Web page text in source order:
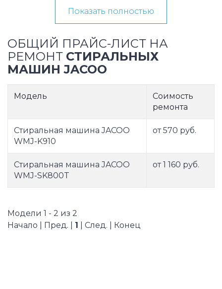
Показать полностью
ОБЩИЙ ПРАЙС-ЛИСТ НА
РЕМОНТ СТИРАЛЬНЫХ
МАШИН JACOO
Модель
Соимость
ремонта
Стиральная машина JACOO
WMJ-K910
от 570 руб.
Стиральная машина JACOO
WMJ-SK800T
от 1 160 руб.
Модели 1 - 2 из 2
Начало | Пред. | 1 | След. | Конец